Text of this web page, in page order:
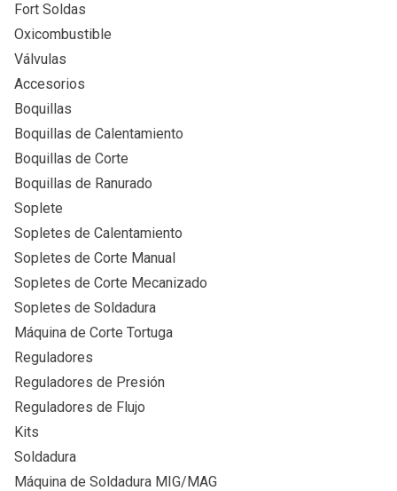
Fort Soldas
Oxicombustible
Válvulas
Accesorios
Boquillas
Boquillas de Calentamiento
Boquillas de Corte
Boquillas de Ranurado
Soplete
Sopletes de Calentamiento
Sopletes de Corte Manual
Sopletes de Corte Mecanizado
Sopletes de Soldadura
Máquina de Corte Tortuga
Reguladores
Reguladores de Presión
Reguladores de Flujo
Kits
Soldadura
Máquina de Soldadura MIG/MAG